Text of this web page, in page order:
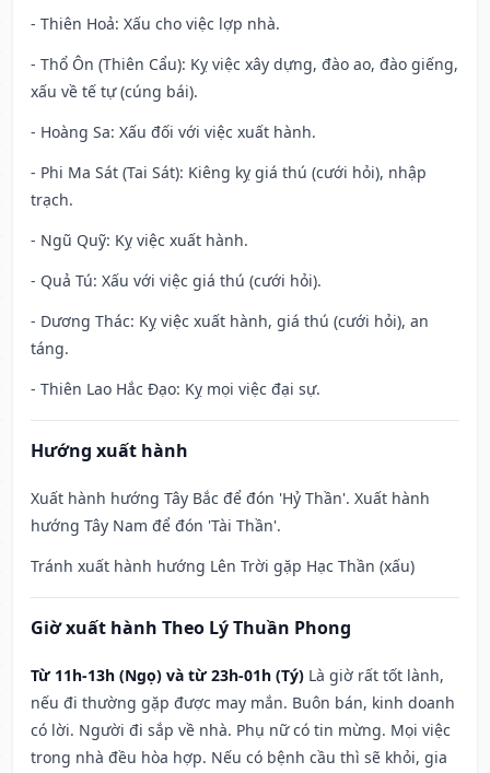
- Thiên Hoả: Xấu cho việc lợp nhà.
- Thổ Ôn (Thiên Cẩu): Kỵ việc xây dựng, đào ao, đào giếng,
xấu về tế tự (cúng bái).
- Hoàng Sa: Xấu đối với việc xuất hành.
- Phi Ma Sát (Tai Sát): Kiêng kỵ giá thú (cưới hỏi), nhập
trạch.
- Ngũ Quỹ: Kỵ việc xuất hành.
- Quả Tú: Xấu với việc giá thú (cưới hỏi).
- Dương Thác: Kỵ việc xuất hành, giá thú (cưới hỏi), an
táng.
- Thiên Lao Hắc Đạo: Kỵ mọi việc đại sự.
Hướng xuất hành
Xuất hành hướng Tây Bắc để đón 'Hỷ Thần'. Xuất hành
hướng Tây Nam để đón 'Tài Thần'.
Tránh xuất hành hướng Lên Trời gặp Hạc Thần (xấu)
Giờ xuất hành Theo Lý Thuần Phong
Từ 11h-13h (Ngọ) và từ 23h-01h (Tý) Là giờ rất tốt lành,
nếu đi thường gặp được may mắn. Buôn bán, kinh doanh
có lời. Người đi sắp về nhà. Phụ nữ có tin mừng. Mọi việc
trong nhà đều hòa hợp. Nếu có bệnh cầu thì sẽ khỏi, gia